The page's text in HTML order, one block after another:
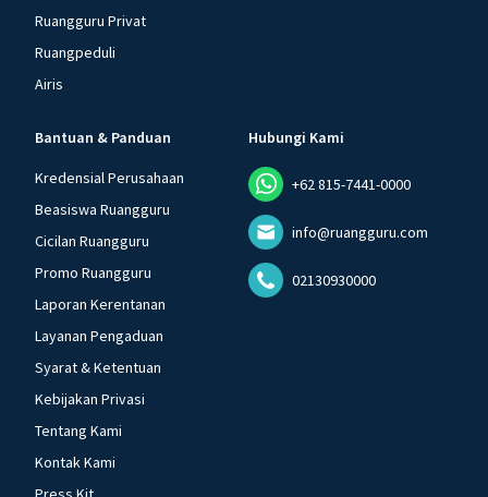
Ruangguru Privat
Ruangpeduli
Airis
Bantuan & Panduan
Kredensial Perusahaan
Beasiswa Ruangguru
Cicilan Ruangguru
Promo Ruangguru
Laporan Kerentanan
Layanan Pengaduan
Syarat & Ketentuan
Kebijakan Privasi
Tentang Kami
Kontak Kami
Hubungi Kami
+62 815-7441-0000
info@ruangguru.com
02130930000